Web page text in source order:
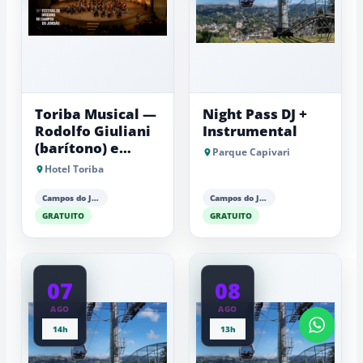
Toriba Musical —
Rodolfo Giuliani
(barítono) e
Antonio Luiz
Hotel Toriba
Campos do Jordão
GRATUITO
Night Pass DJ +
Instrumental
Parque Capivari
Campos do Jordão
GRATUITO
07
AGO
14h
08
AGO
13h